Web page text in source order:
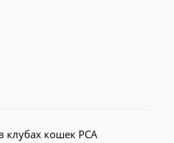
клубах кошек PCA